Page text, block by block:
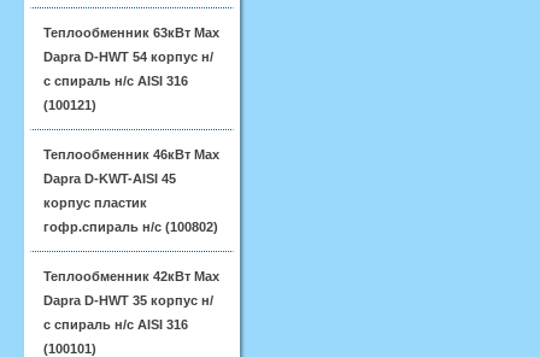
Теплообменник 63кВт Max
Dapra D-HWT 54 корпус н/
с спираль н/с AISI 316
(100121)
Теплообменник 46кВт Max
Dapra D-KWT-AISI 45
корпус пластик
гофр.спираль н/с (100802)
Теплообменник 42кВт Max
Dapra D-HWT 35 корпус н/
с спираль н/с AISI 316
(100101)